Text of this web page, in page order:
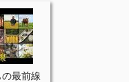
最前線